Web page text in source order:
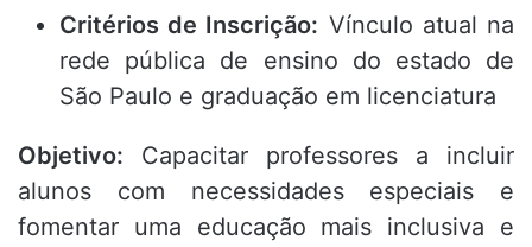
Critérios de Inscrição: Vínculo atual na
rede pública de ensino do estado de
São Paulo e graduação em licenciatura
Objetivo: Capacitar professores a incluir
alunos com necessidades especiais e
fomentar uma educação mais inclusiva e